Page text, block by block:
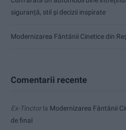
siguranță, stil și decizii inspirate
Modernizarea Fântânii Cinetice din
Comentarii recente
Ex-Tinctorla Modernizarea Fântânii
de final